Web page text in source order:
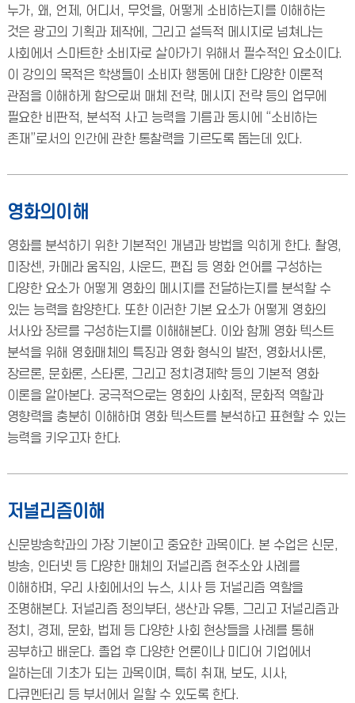
누가, 왜, 언제, 어디서, 무엇을, 어떻게 소비하는지를 이해하는
것은 광고의 기획과 제작에, 그리고 설득적 메시지로 넘쳐나는
사회에서 스마트한 소비자로 살아가기 위해서 필수적인 요소이다.
이 강의의 목적은 학생들이 소비자 행동에 대한 다양한 이론적
관점을 이해하게 함으로써 매체 전략, 메시지 전략 등의 업무에
필요한 비판적, 분석적 사고 능력을 기름과 동시에 “소비하는
존재”로서의 인간에 관한 통찰력을 기르도록 돕는데 있다.
영화의이해
영화를 분석하기 위한 기본적인 개념과 방법을 익히게 한다. 촬영,
미장센, 카메라 움직임, 사운드, 편집 등 영화 언어를 구성하는
다양한 요소가 어떻게 영화의 메시지를 전달하는지를 분석할 수
있는 능력을 함양한다. 또한 이러한 기본 요소가 어떻게 영화의
서사와 장르를 구성하는지를 이해해본다. 이와 함께 영화 텍스트
분석을 위해 영화매체의 특징과 영화 형식의 발전, 영화서사론,
장르론, 문화론, 스타론, 그리고 정치경제학 등의 기본적 영화
이론을 알아본다. 궁극적으로는 영화의 사회적, 문화적 역할과
영향력을 충분히 이해하며 영화 텍스트를 분석하고 표현할 수 있는
능력을 키우고자 한다.
저널리즘이해
신문방송학과의 가장 기본이고 중요한 과목이다. 본 수업은 신문,
방송, 인터넷 등 다양한 매체의 저널리즘 현주소와 사례를
이해하며, 우리 사회에서의 뉴스, 시사 등 저널리즘 역할을
조명해본다. 저널리즘 정의부터, 생산과 유통, 그리고 저널리즘과
정치, 경제, 문화, 법제 등 다양한 사회 현상들을 사례를 통해
공부하고 배운다. 졸업 후 다양한 언론이나 미디어 기업에서
일하는데 기초가 되는 과목이며, 특히 취재, 보도, 시사,
다큐멘터리 등 부서에서 일할 수 있도록 한다.